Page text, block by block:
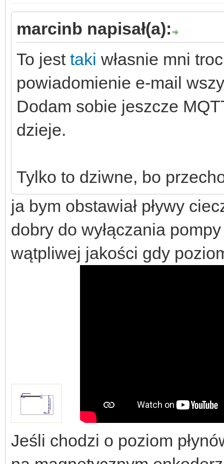
marcinb napisał(a):
To jest taki własnie mni
powiadomienie e-mail
Dodam sobie jeszcze
dzieje.
Tylko to dziwne, bo
ja bym obstawiał pływy
dobry do wyłączania
wątpliwej jakości gdy
Jeśli chodzi o poziom